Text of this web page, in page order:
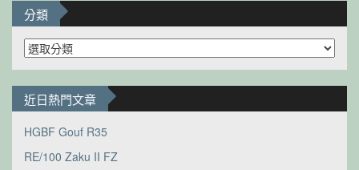
分類
分
類
近日熱門文章
HGBF Gouf R35
RE/100 Zaku II FZ